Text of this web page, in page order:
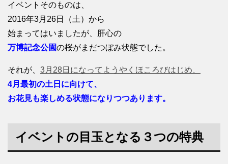
イベントそのものは、
2016年3月26日（土）から
始まってはいましたが、肝心の
万博記念公園の桜がまだつぼみ状態でした。
それが、 3月28日になってようやくほころびはじめ、
4月最初の土日に向けて、
お花見も楽しめる状態になりつつあります。
イベントの目玉となる３つの特典